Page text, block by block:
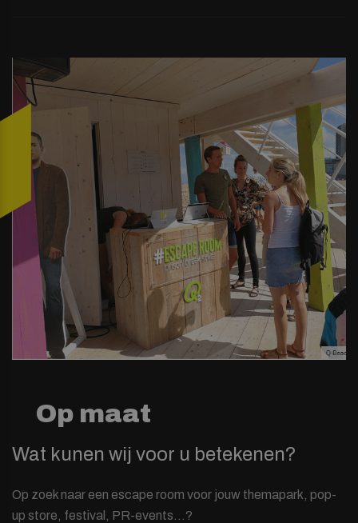
Op maat
Wat kunen wij voor u betekenen?
Op zoek naar een escape room voor jouw themapark, pop-
up store, festival, PR-events…?